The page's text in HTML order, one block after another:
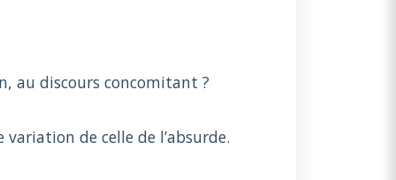
au discours concomitant ?
variation de celle de l’absurde.